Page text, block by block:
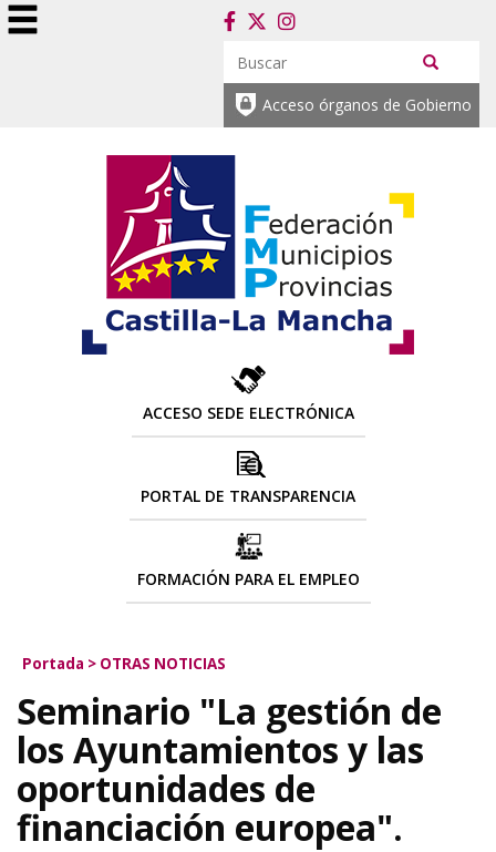
Acceso órganos de Gobierno
ACCESO SEDE ELECTRÓNICA
PORTAL DE TRANSPARENCIA
FORMACIÓN PARA EL EMPLEO
Portada > OTRAS NOTICIAS
Seminario "La gestión de
los Ayuntamientos y las
oportunidades de
financiación europea".